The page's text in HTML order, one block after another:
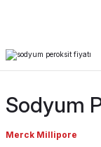
Sodyum
Merck Millipore